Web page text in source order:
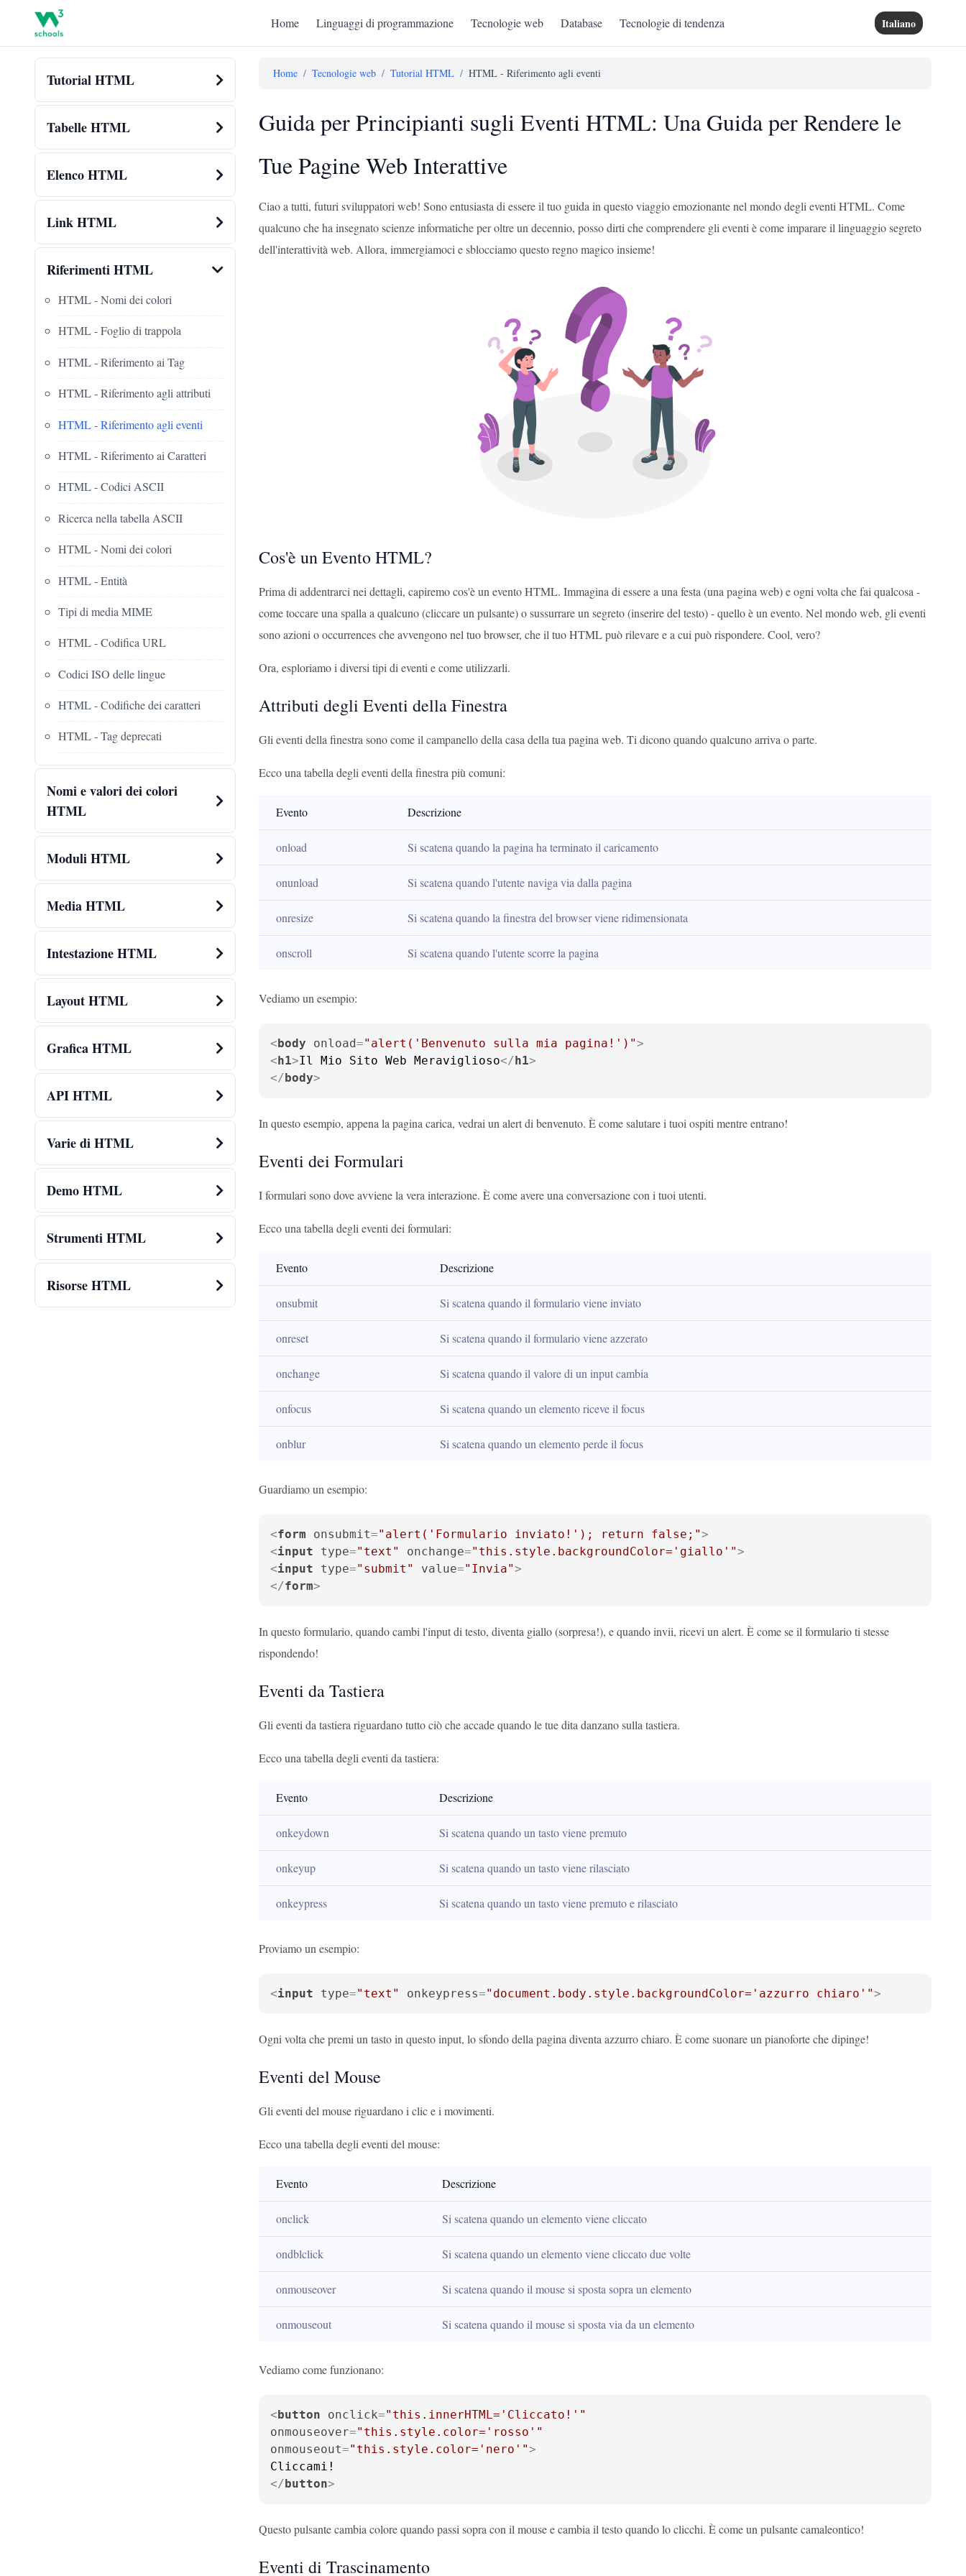
Home Linguaggi di programmazione Tecnologie web Database Tecnologie di tendenza Italiano
Tutorial HTML
Tabelle HTML
Elenco HTML
Link HTML
Riferimenti HTML
HTML - Nomi dei colori
HTML - Foglio di trappola
HTML - Riferimento ai Tag
HTML - Riferimento agli attributi
HTML - Riferimento agli eventi
HTML - Riferimento ai Caratteri
HTML - Codici ASCII
Ricerca nella tabella ASCII
HTML - Nomi dei colori
HTML - Entità
Tipi di media MIME
HTML - Codifica URL
Codici ISO delle lingue
HTML - Codifiche dei caratteri
HTML - Tag deprecati
Nomi e valori dei colori
HTML
Moduli HTML
Media HTML
Intestazione HTML
Layout HTML
Grafica HTML
API HTML
Varie di HTML
Demo HTML
Strumenti HTML
Risorse HTML
Home / Tecnologie web / Tutorial HTML / HTML - Riferimento agli eventi
Guida per Principianti sugli Eventi HTML: Una Guida per Rendere le
Tue Pagine Web Interattive
Ciao a tutti, futuri sviluppatori web! Sono entusiasta di essere il tuo guida in questo viaggio emozionante nel mondo degli eventi HTML. Come
qualcuno che ha insegnato scienze informatiche per oltre un decennio, posso dirti che comprendere gli eventi è come imparare il linguaggio segreto
dell'interattività web. Allora, immergiamoci e sblocciamo questo regno magico insieme!
Cos'è un Evento HTML?
Prima di addentrarci nei dettagli, capiremo cos'è un evento HTML. Immagina di essere a una festa (una pagina web) e ogni volta che fai qualcosa -
come toccare una spalla a qualcuno (cliccare un pulsante) o sussurrare un segreto (inserire del testo) - quello è un evento. Nel mondo web, gli eventi
sono azioni o occurrences che avvengono nel tuo browser, che il tuo HTML può rilevare e a cui può rispondere. Cool, vero?
Ora, esploriamo i diversi tipi di eventi e come utilizzarli.
Attributi degli Eventi della Finestra
Gli eventi della finestra sono come il campanello della casa della tua pagina web. Ti dicono quando qualcuno arriva o parte.
Ecco una tabella degli eventi della finestra più comuni:
Evento Descrizione
onload Si scatena quando la pagina ha terminato il caricamento
onunload Si scatena quando l'utente naviga via dalla pagina
onresize Si scatena quando la finestra del browser viene ridimensionata
onscroll Si scatena quando l'utente scorre la pagina
Vediamo un esempio:
<body onload="alert('Benvenuto sulla mia pagina!')">
<h1>Il Mio Sito Web Meraviglioso</h1>
</body>
In questo esempio, appena la pagina carica, vedrai un alert di benvenuto. È come salutare i tuoi ospiti mentre entrano!
Eventi dei Formulari
I formulari sono dove avviene la vera interazione. È come avere una conversazione con i tuoi utenti.
Ecco una tabella degli eventi dei formulari:
Evento Descrizione
onsubmit Si scatena quando il formulario viene inviato
onreset Si scatena quando il formulario viene azzerato
onchange Si scatena quando il valore di un input cambia
onfocus Si scatena quando un elemento riceve il focus
onblur Si scatena quando un elemento perde il focus
Guardiamo un esempio:
<form onsubmit="alert('Formulario inviato!'); return false;">
<input type="text" onchange="this.style.backgroundColor='giallo'">
<input type="submit" value="Invia">
</form>
In questo formulario, quando cambi l'input di testo, diventa giallo (sorpresa!), e quando invii, ricevi un alert. È come se il formulario ti stesse
rispondendo!
Eventi da Tastiera
Gli eventi da tastiera riguardano tutto ciò che accade quando le tue dita danzano sulla tastiera.
Ecco una tabella degli eventi da tastiera:
Evento Descrizione
onkeydown Si scatena quando un tasto viene premuto
onkeyup Si scatena quando un tasto viene rilasciato
onkeypress Si scatena quando un tasto viene premuto e rilasciato
Proviamo un esempio:
<input type="text" onkeypress="document.body.style.backgroundColor='azzurro chiaro'">
Ogni volta che premi un tasto in questo input, lo sfondo della pagina diventa azzurro chiaro. È come suonare un pianoforte che dipinge!
Eventi del Mouse
Gli eventi del mouse riguardano i clic e i movimenti.
Ecco una tabella degli eventi del mouse:
Evento Descrizione
onclick Si scatena quando un elemento viene cliccato
ondblclick Si scatena quando un elemento viene cliccato due volte
onmouseover Si scatena quando il mouse si sposta sopra un elemento
onmouseout Si scatena quando il mouse si sposta via da un elemento
Vediamo come funzionano:
<button onclick="this.innerHTML='Cliccato!'"
onmouseover="this.style.color='rosso'"
onmouseout="this.style.color='nero'">
</button>
Questo pulsante cambia colore quando passi sopra con il mouse e cambia il testo quando lo clicchi. È come un pulsante camaleontico!
Eventi di Trascinamento